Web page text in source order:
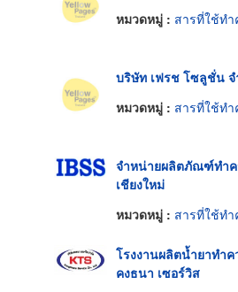
หมวดหมู่ : สารที่ใช้ท
บริษัท เฟรช โซลูชั่น จ
หมวดหมู่ : สารที่ใช้ท
จำหน่ายผลิตภัณฑ์ทำค
เชียงใหม่
หมวดหมู่ : สารที่ใช้ท
โรงงานผลิตน้ำยาทำ
คงธนา เซอร์วิส